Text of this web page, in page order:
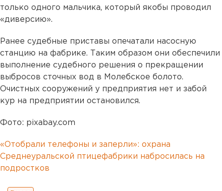
только одного мальчика, который якобы проводил
«диверсию».
Ранее судебные приставы опечатали насосную
станцию на фабрике. Таким образом они обеспечили
выполнение судебного решения о прекращении
выбросов сточных вод в Молебское болото.
Очистных сооружений у предприятия нет и забой
кур на предприятии остановился.
Фото: pixabay.com
«Отобрали телефоны и заперли»: охрана
Среднеуральской птицефабрики набросилась на
подростков